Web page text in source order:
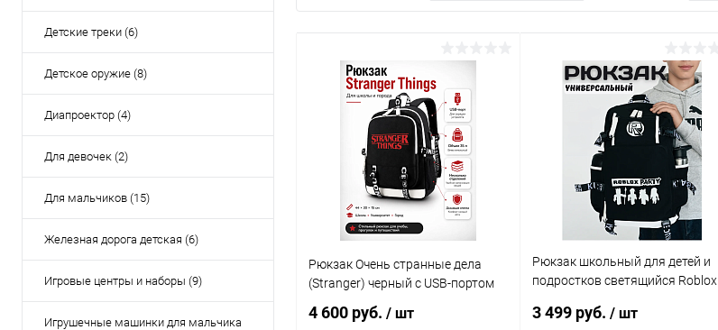
Детские треки (6)
Детское оружие (8)
Диапроектор (4)
Для девочек (2)
Для мальчиков (15)
Железная дорога детская (6)
Игровые центры и наборы (9)
Игрушечные машинки для мальчика
Рюкзак Очень странные дела
(Stranger) черный с USB-портом
4 600 руб. / шт
Рюкзак школьный для детей и
подростков светящийся Roblox
3 499 руб. / шт